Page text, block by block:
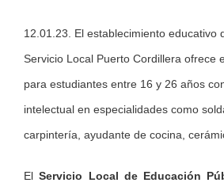
12.01.23. El establecimiento educativo
Servicio Local Puerto Cordillera ofrece
para estudiantes entre 16 y 26 años
intelectual en especialidades como
carpintería, ayudante de cocina,
ElServicio Local de Educación